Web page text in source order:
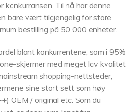
konkurransen. Til nå har denne
bare vært tilgjengelig for store
bestilling på 50 000 enheter.
blant konkurrentene, som i 95%
skjermer med meget lav kvalitet
shopping-nettsteder,
sine stort sett som høy
OEM / original etc. Som du